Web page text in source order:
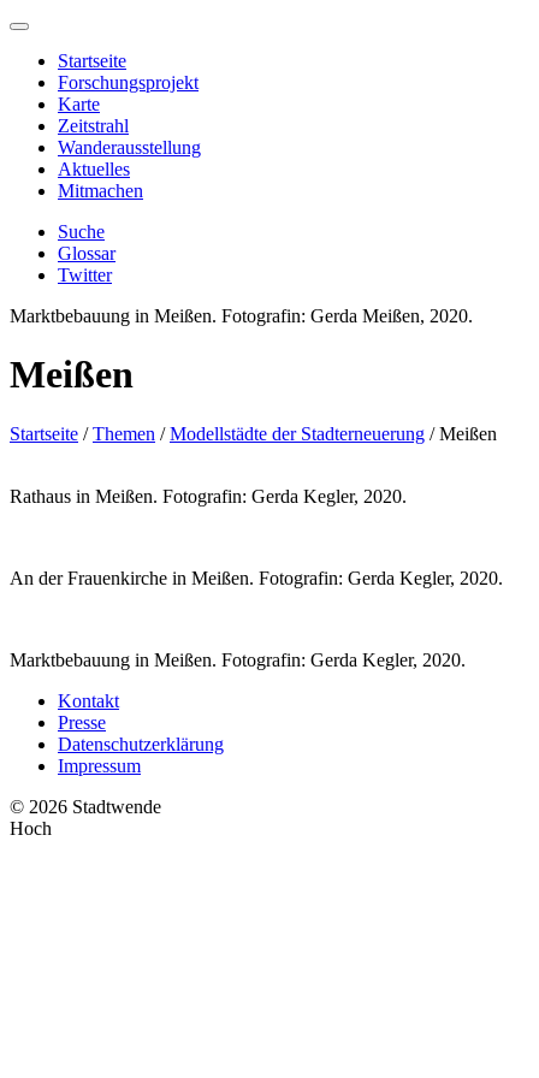
Startseite
Forschungsprojekt
Karte
Zeitstrahl
Wanderausstellung
Aktuelles
Mitmachen
Suche
Glossar
Twitter
Marktbebauung in Meißen. Fotografin: Gerda Meißen, 2020.
Meißen
Startseite /Themen /Modellstädte der Stadterneuerung /Meißen
Rathaus in Meißen. Fotografin: Gerda Kegler, 2020.
An der Frauenkirche in Meißen. Fotografin: Gerda Kegler, 2020.
Marktbebauung in Meißen. Fotografin: Gerda Kegler, 2020.
Kontakt
Presse
Datenschutzerklärung
Impressum
© 2026 Stadtwende
Hoch